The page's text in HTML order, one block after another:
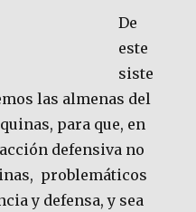
De
este
siste
las almenas del
para que, en
defensiva no
problemáticos
y defensa, y sea